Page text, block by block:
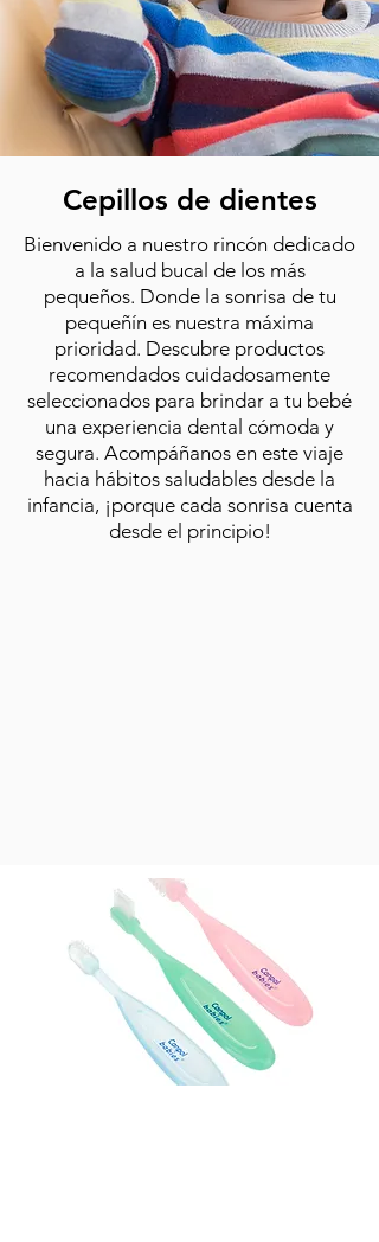
Cepillos de dientes
Bienvenido a nuestro rincón dedicado
a la salud bucal de los más
pequeños. Donde la sonrisa de tu
pequeñín es nuestra máxima
prioridad. Descubre productos
recomendados cuidadosamente
seleccionados para brindar a tu bebé
una experiencia dental cómoda y
segura. Acompáñanos en este viaje
hacia hábitos saludables desde la
infancia, ¡porque cada sonrisa cuenta
desde el principio!